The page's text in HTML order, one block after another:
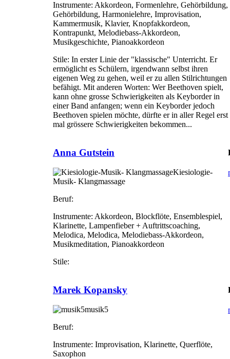
Instrumente: Akkordeon, Formenlehre, Gehörbildung,
Gehörbildung, Harmonielehre, Improvisation,
Kammermusik, Klavier, Knopfakkordeon,
Kontrapunkt, Melodiebass-Akkordeon,
Musikgeschichte, Pianoakkordeon
Stile: In erster Linie der "klassische" Unterricht. Er
ermöglicht es Schülern, irgendwann selbst ihren
eigenen Weg zu gehen, weil er zu allen Stilrichtungen
befähigt. Mit anderen Worten: Wer Beethoven spielt,
kann ohne grosse Schwierigkeiten als Keyborder in
einer Band anfangen; wenn ein Keyborder jedoch
Beethoven spielen möchte, dürfte er in aller Regel erst
mal grössere Schwierigkeiten bekommen...
Anna Gutstein
Kiesiologie-
Musik- Klangmassage
Beruf:
Instrumente: Akkordeon, Blockflöte, Ensemblespiel,
Klarinette, Lampenfieber + Auftrittscoaching,
Melodica, Melodica, Melodiebass-Akkordeon,
Musikmeditation, Pianoakkordeon
Stile:
Marek Kopansky
musik5
Beruf:
Instrumente: Improvisation, Klarinette, Querflöte,
Saxophon